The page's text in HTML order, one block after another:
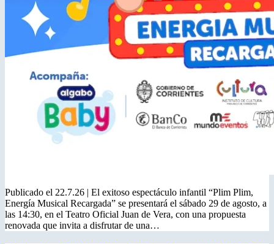
Publicado el 22.7.26 | El exitoso espectáculo infantil “Plim Plim,
Energía Musical Recargada” se presentará el sábado 29 de agosto, a
las 14:30, en el Teatro Oficial Juan de Vera, con una propuesta
renovada que invita a disfrutar de una…